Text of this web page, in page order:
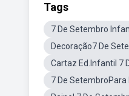
Tags
7 De Setembro
Decoração7 De
Cartaz Ed.Infantil 7
7 De SetembroPara